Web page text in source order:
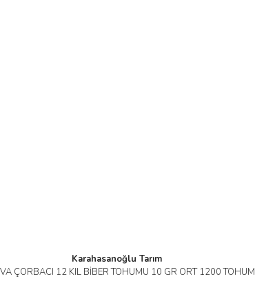
Karahasanoğlu Tarım
ÇORBACI 12 KIL BİBER TOHUMU 10 GR ORT 1200 TOHUM
İncele